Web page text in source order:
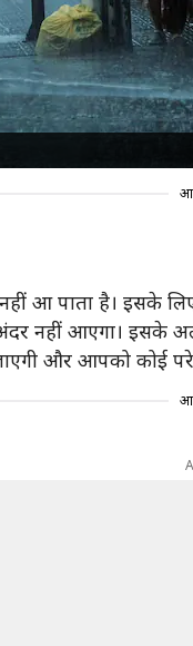
रूप से नालियों की
अलावा घर के
आ पाता है। इसके लिए
नहीं आएगा। इसके
और आपको कोई